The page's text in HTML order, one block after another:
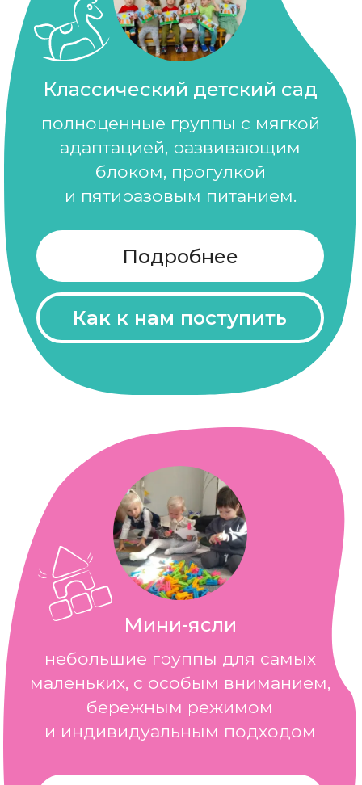
Как к нам поступить
Летний садик-дача
Летняя идея для дачников и
бабушкиных внуков в деревне.
Подойдет также, если нужно
заменить госсад на лето
дачным форматом.
Подробнее
Как к нам поступить
Узнайте длительность
адаптации вашего
ребенка в клубе